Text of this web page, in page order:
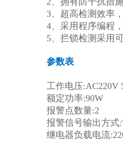
3、超高检测效率
4、采用程序编程
5、拦锁检测采用
参数表
工作电压:AC220V
额定功率:90W
报警点数量:2
报警信号输出方式
继电器负载电流